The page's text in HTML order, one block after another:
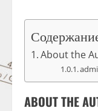
About the
ABOUT THE